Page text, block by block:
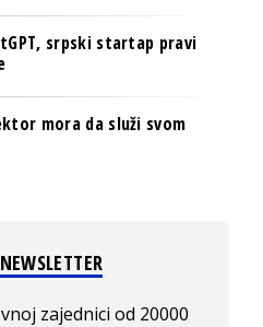
srpski startap pravi
mora da služi svom
zajednici od 20000